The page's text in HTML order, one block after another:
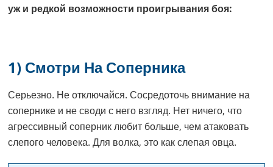
уж и редкой возможности проигрывания боя:
1) Смотри На Соперника
Серьезно. Не отключайся. Сосредоточь внимание на
сопернике и не своди с него взгляд. Нет ничего, что
агрессивный соперник любит больше, чем атаковать
слепого человека. Для волка, это как слепая овца.